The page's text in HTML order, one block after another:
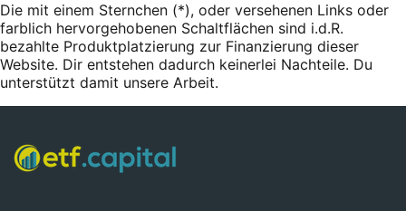
Die mit einem Sternchen (*), oder versehenen Links oder
farblich hervorgehobenen Schaltflächen sind i.d.R.
bezahlte Produktplatzierung zur Finanzierung dieser
Website. Dir entstehen dadurch keinerlei Nachteile. Du
unterstützt damit unsere Arbeit.